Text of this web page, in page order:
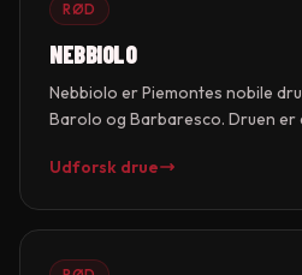
RØD
NEBBIOLO
Nebbiolo er Piemontes nobile
Barolo og Barbaresco. Druen
Nebbiolo giver vine med lys
tjarrose, tjære og kirsebær. Det
Udforsk drue